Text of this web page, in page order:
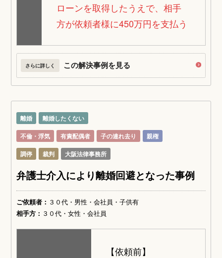
ローンを取得したうえで、相手
方が依頼者様に450万円を支払う
さらに詳しく この解決事例を見る
離婚
離婚したくない
不倫・浮気
有責配偶者 子の連れ去り
親権
調停
裁判 大阪法律事務所
弁護士介入により離婚回避となった事例
ご依頼者： ３０代・男性・会社員・子供有
相手方： ３０代・女性・会社員
【依頼前】